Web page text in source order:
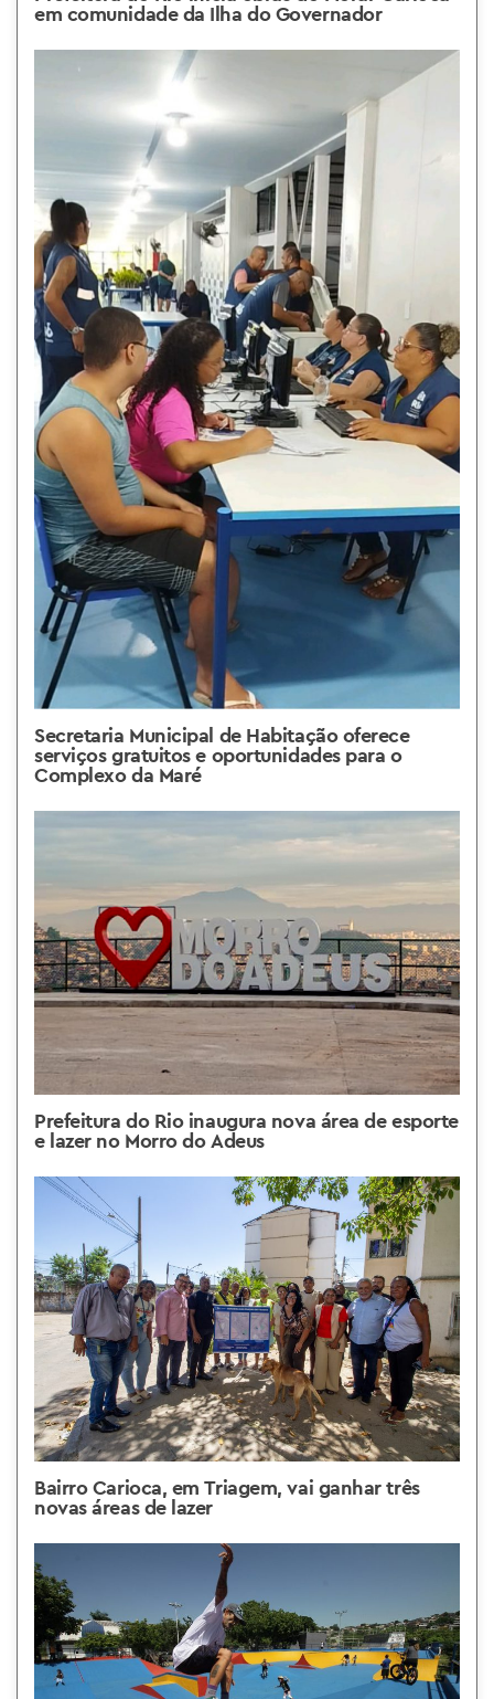
em comunidade da Ilha do Governador
Secretaria Municipal de Habitação oferece
serviços gratuitos e oportunidades para o
Complexo da Maré
Prefeitura do Rio inaugura nova área de esporte
e lazer no Morro do Adeus
Bairro Carioca, em Triagem, vai ganhar três
novas áreas de lazer